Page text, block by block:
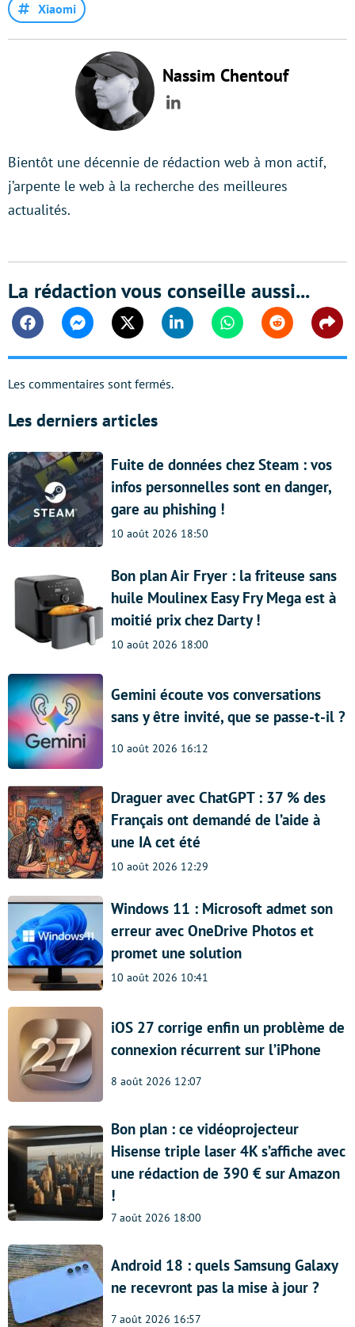
Xiaomi
Nassim Chentouf
LinkedIn
Bientôt une décennie de rédaction web à mon actif,
j’arpente le web à la recherche des meilleures
actualités.
La rédaction vous conseille aussi...
FacebookMessengerTwitter Linkedin WhatsappReddit
Les commentaires sont fermés.
Les derniers articles
Fuite de données chez Steam : vos
infos personnelles sont en danger,
gare au phishing !
10 août 2026 18:50
Bon plan Air Fryer : la friteuse sans
huile Moulinex Easy Fry Mega est à
moitié prix chez Darty !
10 août 2026 18:00
Gemini écoute vos conversations
sans y être invité, que se passe-t-il ?
10 août 2026 16:12
Draguer avec ChatGPT : 37 % des
Français ont demandé de l’aide à
une IA cet été
10 août 2026 12:29
Windows 11 : Microsoft admet son
erreur avec OneDrive Photos et
promet une solution
10 août 2026 10:41
iOS 27 corrige enfin un problème de
connexion récurrent sur l’iPhone
8 août 2026 12:07
Bon plan : ce vidéoprojecteur
Hisense triple laser 4K s’affiche avec
une rédaction de 390 € sur Amazon
!
7 août 2026 18:00
Android 18 : quels Samsung Galaxy
ne recevront pas la mise à jour ?
7 août 2026 16:57